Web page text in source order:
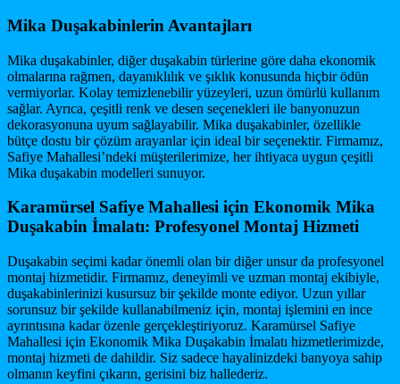
Mika Duşakabinlerin Avantajları
Mika duşakabinler, diğer duşakabin türlerine göre daha ekonomik
olmalarına rağmen, dayanıklılık ve şıklık konusunda hiçbir ödün
vermiyorlar. Kolay temizlenebilir yüzeyleri, uzun ömürlü kullanım
sağlar. Ayrıca, çeşitli renk ve desen seçenekleri ile banyonuzun
dekorasyonuna uyum sağlayabilir. Mika duşakabinler, özellikle
bütçe dostu bir çözüm arayanlar için ideal bir seçenektir. Firmamız,
Safiye Mahallesi’ndeki müşterilerimize, her ihtiyaca uygun çeşitli
Mika duşakabin modelleri sunuyor.
Karamürsel Safiye Mahallesi için Ekonomik Mika
Duşakabin İmalatı: Profesyonel Montaj Hizmeti
Duşakabin seçimi kadar önemli olan bir diğer unsur da profesyonel
montaj hizmetidir. Firmamız, deneyimli ve uzman montaj ekibiyle,
duşakabinlerinizi kusursuz bir şekilde monte ediyor. Uzun yıllar
sorunsuz bir şekilde kullanabilmeniz için, montaj işlemini en ince
ayrıntısına kadar özenle gerçekleştiriyoruz. Karamürsel Safiye
Mahallesi için Ekonomik Mika Duşakabin İmalatı hizmetlerimizde,
montaj hizmeti de dahildir. Siz sadece hayalinizdeki banyoya sahip
olmanın keyfini çıkarın, gerisini biz hallederiz.